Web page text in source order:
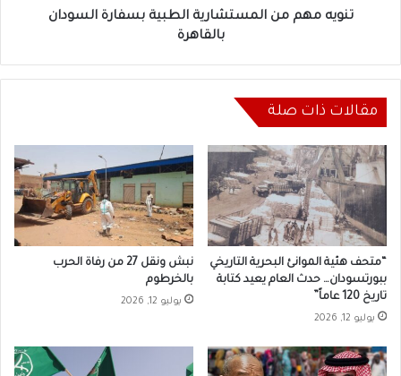
تنويه مهم من المستشارية الطبية بسفارة السودان
بالقاهرة
مقالات ذات صلة
“متحف هئية الموانئ البحرية التاريخي
ببورتسودان… حدث العام يعيد كتابة
تاريخ 120 عاماً”
يوليو 12, 2026
نبش ونقل 27 من رفاة الحرب
بالخرطوم
يوليو 12, 2026